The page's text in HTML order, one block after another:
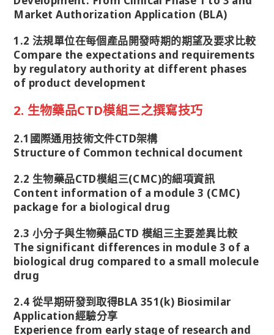
Market Authorization Application (BLA)
1.2 法規單位在每個產品開發時期的期望及要求比較
Compare the expectations and requirements
by regulatory authority at different phases
of product development
2. 生物藥品CTD模組三之撰寫技巧
2.1國際通用技術文件CTD架構
Structure of Common technical document
2.2 生物藥品CTD模組三(CMC)的細項資訊
Content information of a module 3 (CMC)
package for a biological drug
2.3 小分子與生物藥品CTD 模組三主要差異比較
The significant differences in module 3 of a
biological drug compared to a small molecule
drug
2.4 從早期研發到取得BLA 351(k) Biosimilar
Application經驗分享
Experience from early stage of research and